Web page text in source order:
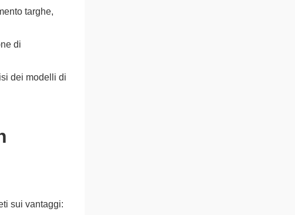
targhe,
di
dei modelli di
sui vantaggi: